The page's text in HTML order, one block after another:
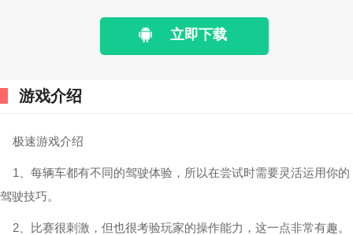
立即下载
游戏介绍
极速游戏介绍
1、每辆车都有不同的驾驶体验，所以在尝试时需要灵活运用你的
驾驶技巧。
2、比赛很刺激，但也很考验玩家的操作能力，这一点非常有趣。